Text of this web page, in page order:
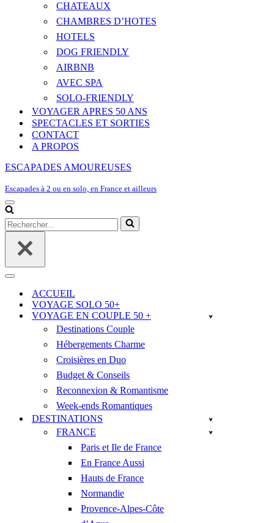
CHATEAUX
CHAMBRES D’HOTES
HOTELS
DOG FRIENDLY
AIRBNB
AVEC SPA
SOLO-FRIENDLY
VOYAGER APRES 50 ANS
SPECTACLES ET SORTIES
CONTACT
A PROPOS
ESCAPADES AMOUREUSES
Escapades à 2 ou en solo, en France et ailleurs
Menu
de
navigation
Rechercher...
Menu
navigationACCUEIL
VOYAGE SOLO 50+
VOYAGE EN COUPLE 50 +
Destinations Couple
Hébergements Charme
Croisières en Duo
Budget & Conseils
Reconnexion & Romantisme
Week-ends Romantiques
DESTINATIONS
FRANCE
Paris et Ile de France
En France Aussi
Hauts de France
Normandie
Provence-Alpes-Côte